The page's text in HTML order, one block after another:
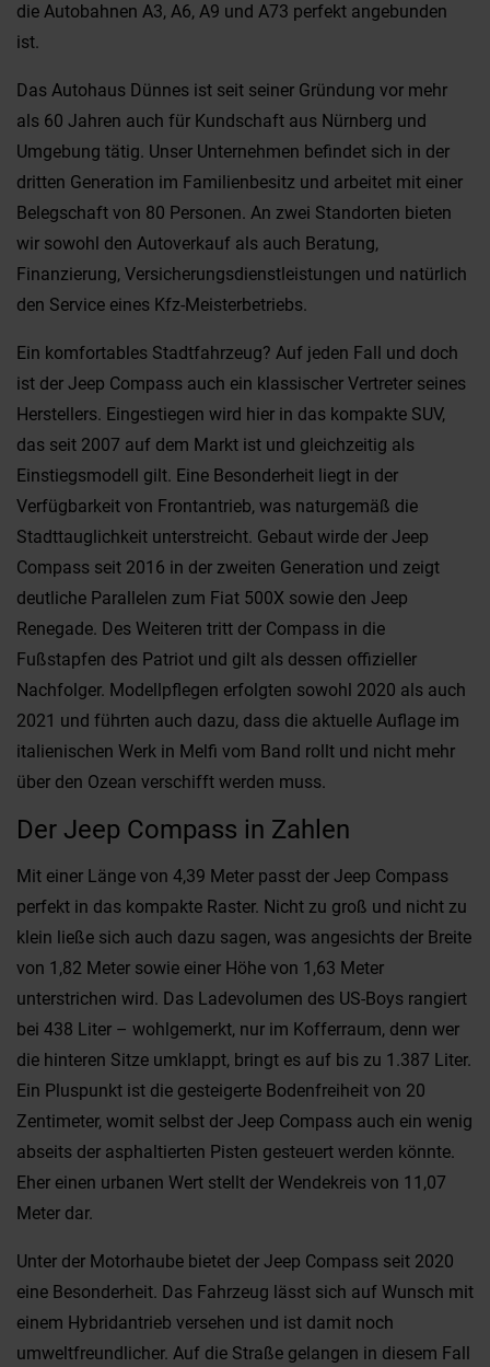
die Autobahnen A3, A6, A9 und A73 perfekt angebunden
ist.
Das Autohaus Dünnes ist seit seiner Gründung vor mehr
als 60 Jahren auch für Kundschaft aus Nürnberg und
Umgebung tätig. Unser Unternehmen befindet sich in der
dritten Generation im Familienbesitz und arbeitet mit einer
Belegschaft von 80 Personen. An zwei Standorten bieten
wir sowohl den Autoverkauf als auch Beratung,
Finanzierung, Versicherungsdienstleistungen und natürlich
den Service eines Kfz-Meisterbetriebs.
Ein komfortables Stadtfahrzeug? Auf jeden Fall und doch
ist der Jeep Compass auch ein klassischer Vertreter seines
Herstellers. Eingestiegen wird hier in das kompakte SUV,
das seit 2007 auf dem Markt ist und gleichzeitig als
Einstiegsmodell gilt. Eine Besonderheit liegt in der
Verfügbarkeit von Frontantrieb, was naturgemäß die
Stadttauglichkeit unterstreicht. Gebaut wirde der Jeep
Compass seit 2016 in der zweiten Generation und zeigt
deutliche Parallelen zum Fiat 500X sowie den Jeep
Renegade. Des Weiteren tritt der Compass in die
Fußstapfen des Patriot und gilt als dessen offizieller
Nachfolger. Modellpflegen erfolgten sowohl 2020 als auch
2021 und führten auch dazu, dass die aktuelle Auflage im
italienischen Werk in Melfi vom Band rollt und nicht mehr
über den Ozean verschifft werden muss.
Der Jeep Compass in Zahlen
Mit einer Länge von 4,39 Meter passt der Jeep Compass
perfekt in das kompakte Raster. Nicht zu groß und nicht zu
klein ließe sich auch dazu sagen, was angesichts der Breite
von 1,82 Meter sowie einer Höhe von 1,63 Meter
unterstrichen wird. Das Ladevolumen des US-Boys rangiert
bei 438 Liter – wohlgemerkt, nur im Kofferraum, denn wer
die hinteren Sitze umklappt, bringt es auf bis zu 1.387 Liter.
Ein Pluspunkt ist die gesteigerte Bodenfreiheit von 20
Zentimeter, womit selbst der Jeep Compass auch ein wenig
abseits der asphaltierten Pisten gesteuert werden könnte.
Eher einen urbanen Wert stellt der Wendekreis von 11,07
Meter dar.
Unter der Motorhaube bietet der Jeep Compass seit 2020
eine Besonderheit. Das Fahrzeug lässt sich auf Wunsch mit
einem Hybridantrieb versehen und ist damit noch
umweltfreundlicher. Auf die Straße gelangen in diesem Fall